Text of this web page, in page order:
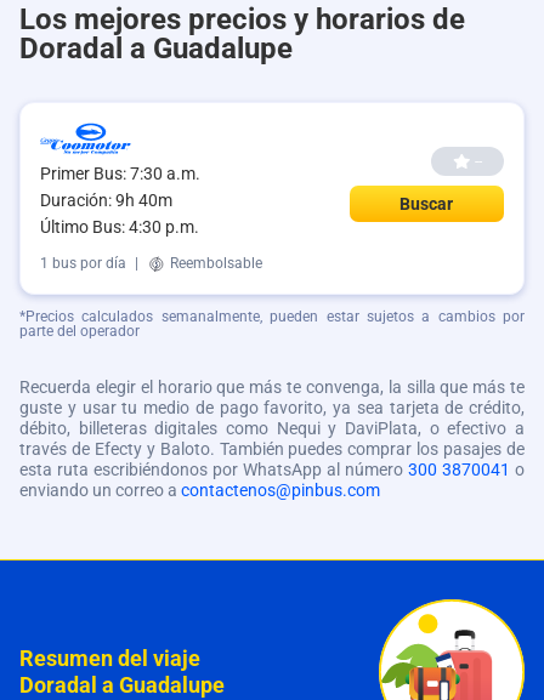
Los mejores precios y horarios de
Doradal a Guadalupe
Primer Bus: 7:30 a.m.
Duración: 9h 40m
Último Bus: 4:30 p.m.
--
Buscar
1 bus por día Reembolsable
*Precios calculados semanalmente, pueden estar sujetos a cambios por
parte del operador
Recuerda elegir el horario que más te convenga, la silla que más te
guste y usar tu medio de pago favorito, ya sea tarjeta de crédito,
débito, billeteras digitales como Nequi y DaviPlata, o efectivo a
través de Efecty y Baloto. También puedes comprar los pasajes de
esta ruta escribiéndonos por WhatsApp al número 300 3870041 o
enviando un correo a contactenos@pinbus.com
Resumen del viaje
Doradal a Guadalupe